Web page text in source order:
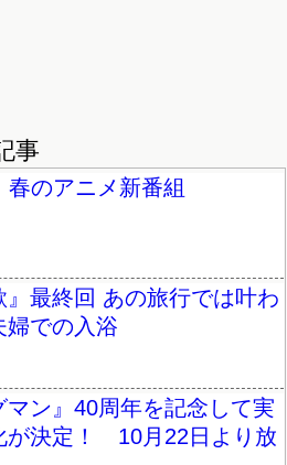
事
春のアニメ新番組
』最終回 あの旅行では叶わ
婦での入浴
マン』40周年を記念して実
が決定！ 10月22日より放